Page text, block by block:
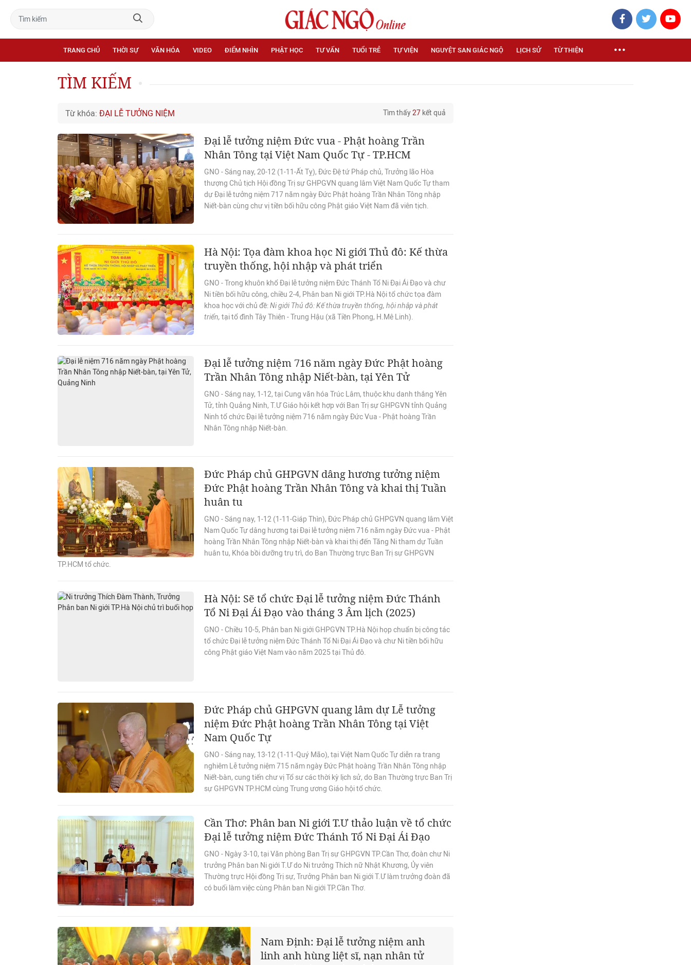
TRANG CHỦ THỜI SỰ VĂN HÓA VIDEO ĐIỂM NHÌN PHẬT HỌC TƯ VẤN TUỔI TRẺ TỰ VIỆN NGUYỆT SAN GIÁC NGỘ LỊCH SỬ TỪ THIỆN
TÌM KIẾM
Từ khóa: ĐẠI LỄ TƯỞNG NIỆM Tìm thấy27 kết quả
Đại lễ tưởng niệm Đức vua - Phật hoàng Trần
Nhân Tông tại Việt Nam Quốc Tự - TP.HCM
GNO - Sáng nay, 20-12 (1-11-Ất Tỵ), Đức Đệ tứ Pháp chủ, Trưởng lão Hòa
thượng Chủ tịch Hội đồng Trị sự GHPGVN quang lâm Việt Nam Quốc Tự tham
dự Đại lễ tưởng niệm 717 năm ngày Đức Phật hoàng Trần Nhân Tông nhập
Niết-bàn cùng chư vị tiền bối hữu công Phật giáo Việt Nam đã viên tịch.
Hà Nội: Tọa đàm khoa học Ni giới Thủ đô: Kế thừa
truyền thống, hội nhập và phát triển
GNO - Trong khuôn khổ Đại lễ tưởng niệm Đức Thánh Tổ Ni Đại Ái Đạo và chư
Ni tiền bối hữu công, chiều 2-4, Phân ban Ni giới TP.Hà Nội tổ chức tọa đàm
khoa học với chủ đề:Ni giới Thủ đô: Kế thừa truyền thống, hội nhập và phát
triển, tại tổ đình Tây Thiên - Trung Hậu (xã Tiền Phong, H.Mê Linh).
Đại lễ tưởng niệm 716 năm ngày Đức Phật hoàng
Trần Nhân Tông nhập Niết-bàn, tại Yên Tử
GNO - Sáng nay, 1-12, tại Cung văn hóa Trúc Lâm, thuộc khu danh thắng Yên
Tử, tỉnh Quảng Ninh, T.Ư Giáo hội kết hợp với Ban Trị sự GHPGVN tỉnh Quảng
Ninh tổ chức Đại lễ tưởng niệm 716 năm ngày Đức Vua - Phật hoàng Trần
Nhân Tông nhập Niết-bàn.
Đức Pháp chủ GHPGVN dâng hương tưởng niệm
Đức Phật hoàng Trần Nhân Tông và khai thị Tuần
huân tu
GNO - Sáng nay, 1-12 (1-11-Giáp Thìn), Đức Pháp chủ GHPGVN quang lâm Việt
Nam Quốc Tự dâng hương tại Đại lễ tưởng niệm 716 năm ngày Đức vua - Phật
hoàng Trần Nhân Tông nhập Niết-bàn và khai thị đến Tăng Ni tham dự Tuần
huân tu, Khóa bồi dưỡng trụ trì, do Ban Thường trực Ban Trị sự GHPGVN
TP.HCM tổ chức.
Hà Nội: Sẽ tổ chức Đại lễ tưởng niệm Đức Thánh
Tổ Ni Đại Ái Đạo vào tháng 3 Âm lịch (2025)
GNO - Chiều 10-5, Phân ban Ni giới GHPGVN TP.Hà Nội họp chuẩn bị công tác
tổ chức Đại lễ tưởng niệm Đức Thánh Tổ Ni Đại Ái Đạo và chư Ni tiền bối hữu
công Phật giáo Việt Nam vào năm 2025 tại Thủ đô.
Đức Pháp chủ GHPGVN quang lâm dự Lễ tưởng
niệm Đức Phật hoàng Trần Nhân Tông tại Việt
Nam Quốc Tự
GNO - Sáng nay, 13-12 (1-11-Quý Mão), tại Việt Nam Quốc Tự diễn ra trang
nghiêm Lễ tưởng niệm 715 năm ngày Đức Phật hoàng Trần Nhân Tông nhập
Niết-bàn, cung tiến chư vị Tổ sư các thời kỳ lịch sử, do Ban Thường trực Ban Trị
sự GHPGVN TP.HCM cùng Trung ương Giáo hội tổ chức.
Cần Thơ: Phân ban Ni giới T.Ư thảo luận về tổ chức
Đại lễ tưởng niệm Đức Thánh Tổ Ni Đại Ái Đạo
GNO - Ngày 3-10, tại Văn phòng Ban Trị sự GHPGVN TP.Cần Thơ, đoàn chư Ni
trưởng Phân ban Ni giới T.Ư do Ni trưởng Thích nữ Nhật Khương, Ủy viên
Thường trực Hội đồng Trị sự, Trưởng Phân ban Ni giới T.Ư làm trưởng đoàn đã
có buổi làm việc cùng Phân ban Ni giới TP.Cần Thơ.
Nam Định: Đại lễ tưởng niệm anh
linh anh hùng liệt sĩ, nạn nhân tử